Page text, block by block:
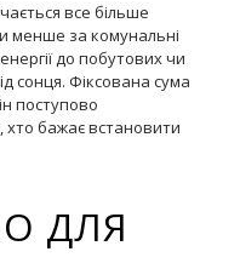
все більше
менше за комунальні
до побутових чи
сонця. Фіксована сума
поступово
хто бажає встановити
ДЛЯ